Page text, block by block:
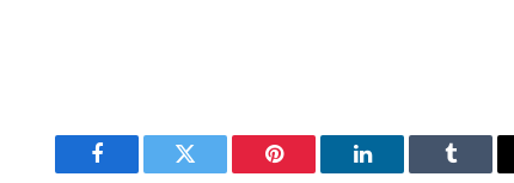
Facebook Twitter Pinterest LinkedIn Tumblr